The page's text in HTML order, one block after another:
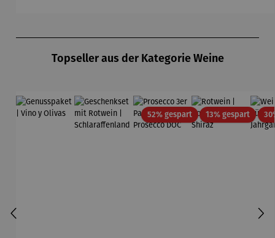
Topseller aus der Kategorie Weine
52% gespartRabatt13% gespartRabatt